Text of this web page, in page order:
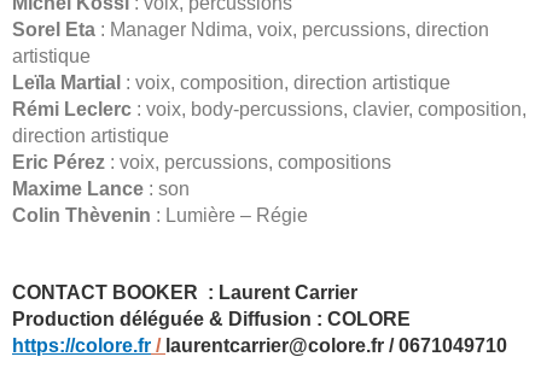
Sorel Eta : Manager Ndima, voix, percussions, direction
artistique
Leïla Martial : voix, composition, direction artistique
Rémi Leclerc : voix, body-percussions, clavier, composition,
direction artistique
Eric Pérez : voix, percussions, compositions
Maxime Lance : son
Colin Thèvenin : Lumière – Régie
CONTACT BOOKER : Laurent Carrier
Production déléguée & Diffusion : COLORE
https://colore.fr / laurentcarrier@colore.fr / 0671049710